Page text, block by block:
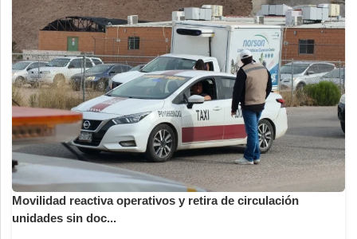
Movilidad reactiva operativos y retira de circulación
unidades sin doc...